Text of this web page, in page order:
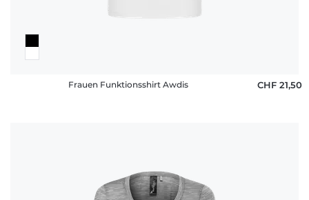
Frauen Funktionsshirt Awdis CHF 21,50